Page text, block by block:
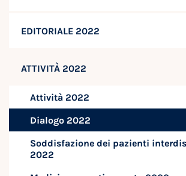
EDITORIALE 2022
ATTIVITÀ 2022
Attività 2022
Dialogo 2022
Soddisfazione dei pazienti
2022